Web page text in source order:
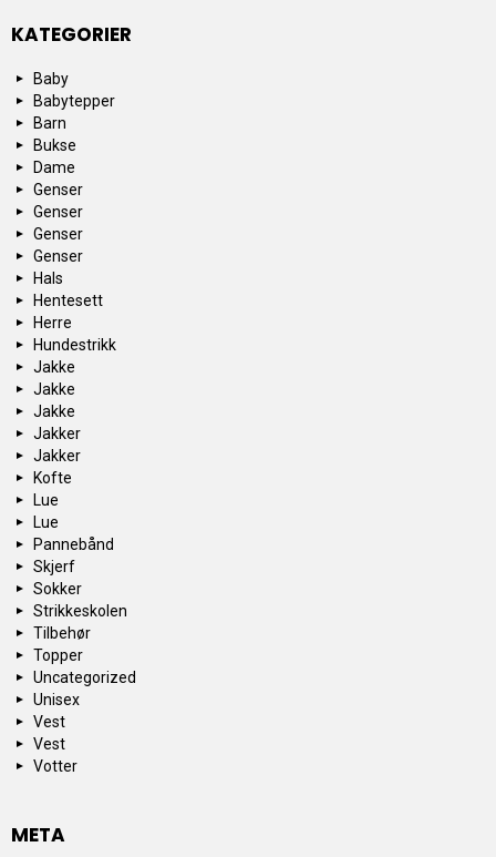
KATEGORIER
Baby
Babytepper
Barn
Bukse
Dame
Genser
Genser
Genser
Genser
Hals
Hentesett
Herre
Hundestrikk
Jakke
Jakke
Jakke
Jakker
Jakker
Kofte
Lue
Lue
Pannebånd
Skjerf
Sokker
Strikkeskolen
Tilbehør
Topper
Uncategorized
Unisex
Vest
Vest
Votter
META